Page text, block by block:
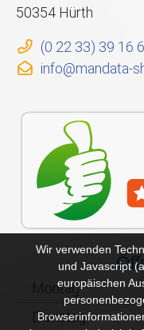
50354 Hürth
(0 22 33) 39 16
info@mandata-
Montag
Dienstag
Wir verwenden
und Javascript
europäischen